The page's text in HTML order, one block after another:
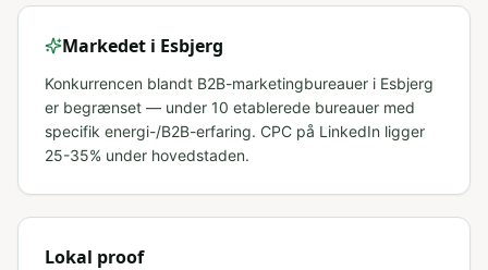
Markedet i Esbjerg
Konkurrencen blandt B2B-marketingbureauer i Esbjerg
er begrænset — under 10 etablerede bureauer med
specifik energi-/B2B-erfaring. CPC på LinkedIn ligger
25-35% under hovedstaden.
Lokal proof